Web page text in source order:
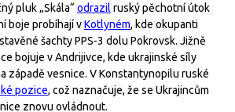
pluk „Skála“ odrazil ruský pěchotní útok
boje probíhají vKotlyném, kde okupanti
šachty PPS-3 dolu Pokrovsk. Jižně
bojuje v Andrijivce, kde ukrajinské síly
západě vesnice. V Konstantynopilu ruské
pozice, což naznačuje, že se Ukrajincům
znovu ovládnout.